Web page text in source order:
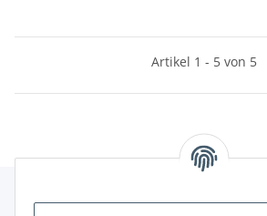
Artikel 1 - 5 von 5